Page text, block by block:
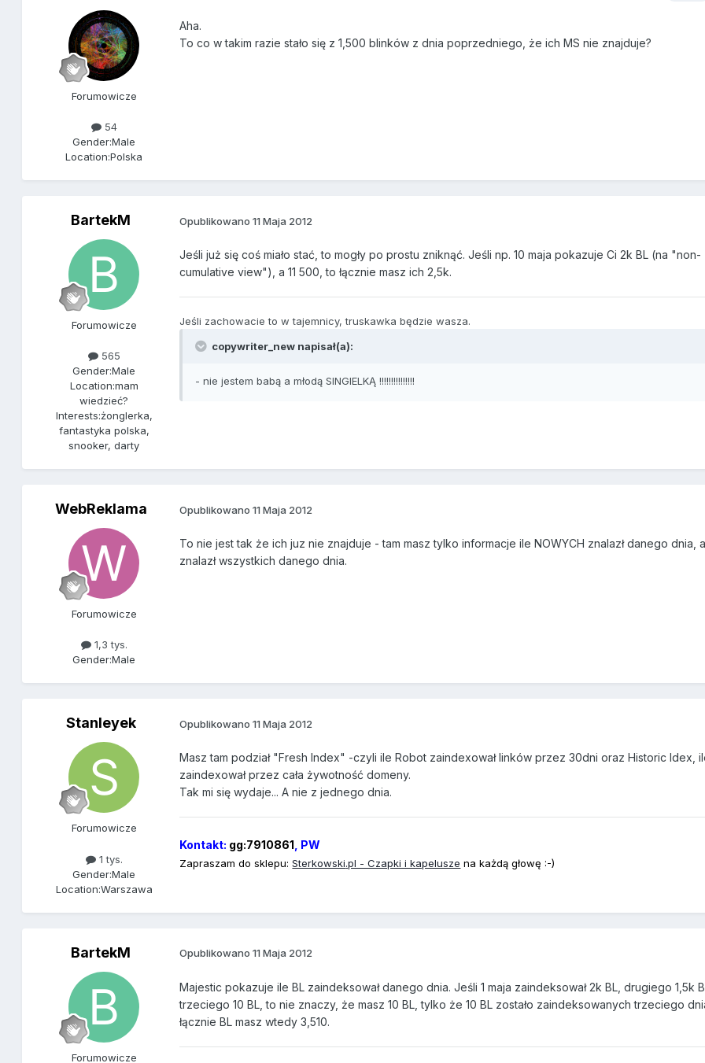
Forumowicze
54
Gender:Male
Location:Polska
Aha.
To co w takim razie stało się z 1,500 blinków z dnia poprzedniego, że ich MS nie znajduje?
BartekM
Forumowicze
565
Gender:Male
Location:mam
wiedzieć?
Interests:żonglerka,
fantastyka polska,
snooker, darty
Opublikowano11 Maja 2012
Jeśli już się coś miało stać, to mogły po prostu zniknąć. Jeśli np. 10 maja pokazuje Ci 2k BL (na "non-
cumulative view"), a 11 500, to łącznie masz ich 2,5k.
Jeśli zachowacie to w tajemnicy, truskawka będzie wasza.
copywriter_new napisał(a):
- nie jestem babą a młodą SINGIELKĄ !!!!!!!!!!!!!!!
WebReklama
Forumowicze
1,3 tys.
Gender:Male
Opublikowano11 Maja 2012
To nie jest tak że ich juz nie znajduje - tam masz tylko informacje ile NOWYCH znalazł danego dnia,
znalazł wszystkich danego dnia.
Stanleyek
Forumowicze
1 tys.
Gender:Male
Location:Warszawa
Opublikowano11 Maja 2012
Masz tam podział "Fresh Index" -czyli ile Robot zaindexował linków przez 30dni oraz Historic Idex,
zaindexował przez cała żywotność domeny.
Tak mi się wydaje... A nie z jednego dnia.
Kontakt: gg:7910861 , PW
Zapraszam do sklepu:Sterkowski.pl - Czapki i kapelusze na każdą głowę :-)
BartekM
Forumowicze
Opublikowano11 Maja 2012
Majestic pokazuje ile BL zaindeksował danego dnia. Jeśli 1 maja zaindeksował 2k BL, drugiego 1,5k
trzeciego 10 BL, to nie znaczy, że masz 10 BL, tylko że 10 BL zostało zaindeksowanych trzeciego
łącznie BL masz wtedy 3,510.